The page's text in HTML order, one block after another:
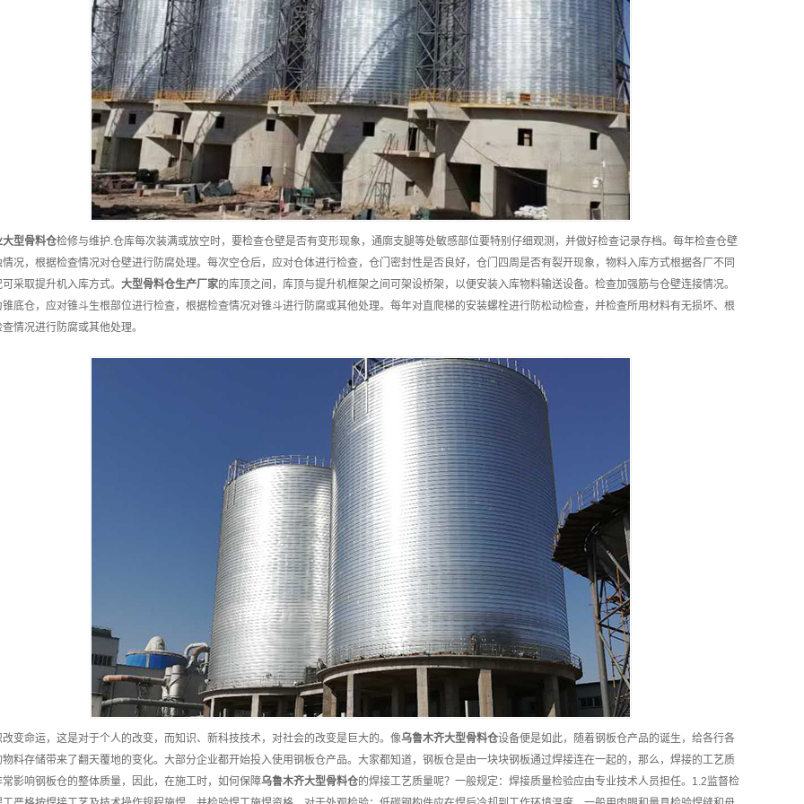
大型骨料仓检修与维护.仓库每次装满或放空时，要检查仓壁是否有变形现象，通廓支腿等处敏感部位要特别仔细观测，并做好检查记录存档。每年检查仓壁
情况，根据检查情况对仓壁进行防腐处理。每次空仓后，应对仓体进行检查，仓门密封性是否良好，仓门四周是否有裂开现象，物料入库方式根据各厂不同
采取提升机入库方式。 大型骨料仓生产厂家的库顶之间，库顶与提升机框架之间可架设桥架，以便安装入库物料输送设备。检查加强筋与仓壁连接情况。
锥底仓，应对锥斗生根部位进行检查，根据检查情况对锥斗进行防腐或其他处理。每年对直爬梯的安装螺栓进行防松动检查，并检查所用材料有无损坏、根
情况进行防腐或其他处理。
改变命运，这是对于个人的改变，而知识、新科技技术，对社会的改变是巨大的。像乌鲁木齐大型骨料仓设备便是如此，随着钢板仓产品的诞生，给各行各
物料存储带来了翻天覆地的变化。大部分企业都开始投入使用钢板仓产品。大家都知道，钢板仓是由一块块钢板通过焊接连在一起的，那么，焊接的工艺质
常影响钢板仓的整体质量，因此，在施工时，如何保障乌鲁木齐大型骨料仓的焊接工艺质量呢？一般规定：焊接质量检验应由专业技术人员担任。1.2监督检